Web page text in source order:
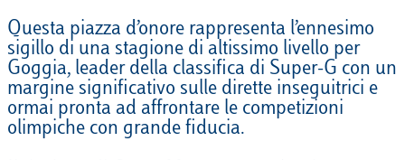
Questa piazza d’onore rappresenta l’ennesimo
sigillo di una stagione di altissimo livello per
Goggia, leader della classifica di Super-G con un
margine significativo sulle dirette inseguitrici e
ormai pronta ad affrontare le competizioni
olimpiche con grande fiducia.